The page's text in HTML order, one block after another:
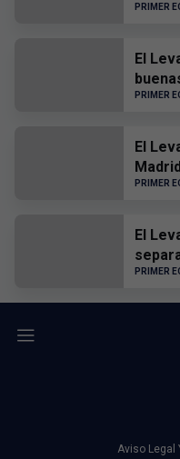
PRIMER
El
PRIMER
El
Edgar
PRIMER
El
PRIMER
Aviso Legal